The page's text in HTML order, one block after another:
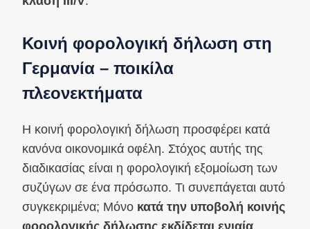
Κοινή φορολογική δήλωση στη
Γερμανία – ποικίλα
πλεονεκτήματα
Η κοινή φορολογική δήλωση προσφέρει κατά
κανόνα οικονομικά οφέλη. Στόχος αυτής της
διαδικασίας είναι η φορολογική εξομοίωση των
συζύγων σε ένα πρόσωπο. Τι συνεπάγεται αυτό
συγκεκριμένα; Μόνο κατά την υποβολή κοινής